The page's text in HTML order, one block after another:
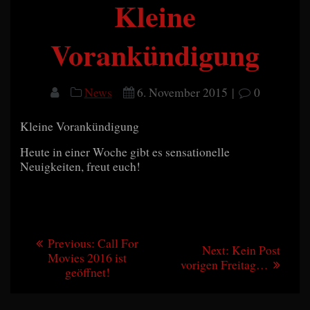
Kleine
Vorankündigung
News 6. November 2015 | 0
Kleine Vorankündigung
Heute in einer Woche gibt es sensationelle
Neuigkeiten, freut euch!
Beitragsnavigation
Previous: Previous
post:
Call For
Movies 2016 ist
geöffnet!
Next: Next
post:
Kein Post
vorigen Freitag…